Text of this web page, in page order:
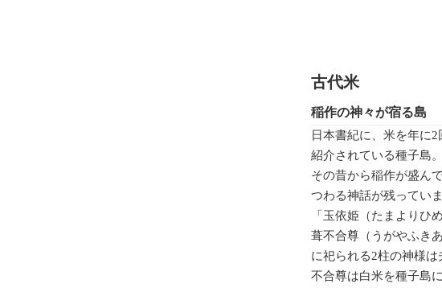
古代米
稲作の神々が宿る島
日本書紀に、米を年に
紹介されている種子島。
その昔から稲作が盛ん
つわる神話が残ってい
「玉依姫（たまよりひ
葺不合尊（うがやふき
に祀られる2柱の神様
不合尊は白米を種子島